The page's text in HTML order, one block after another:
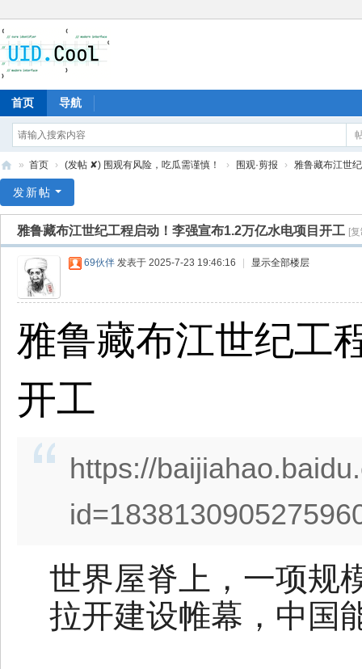
首页 导航
爱
» 首页 › (发帖 ✘) 围观有风险，吃瓜需谨慎！ › 围观·剪报 › 雅鲁藏布江世
发新帖
雅鲁藏布江世纪工程启动！李强宣布1.2万亿水电项目开工 [
69伙伴 发表于 2025-7-23 19:46:16 显示全部楼层
雅鲁藏布江世纪工
开工
https://
世界屋脊上，一项规
拉开建设帷幕，中国